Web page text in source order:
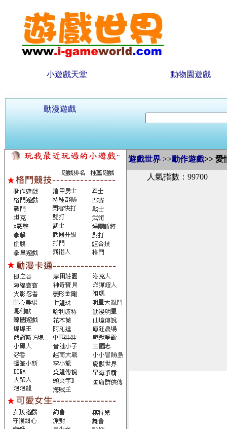
小遊戲天堂 動物園遊戲
動漫遊戲
遊戲世界 >>動作遊戲>> 愛
人氣指數：99700